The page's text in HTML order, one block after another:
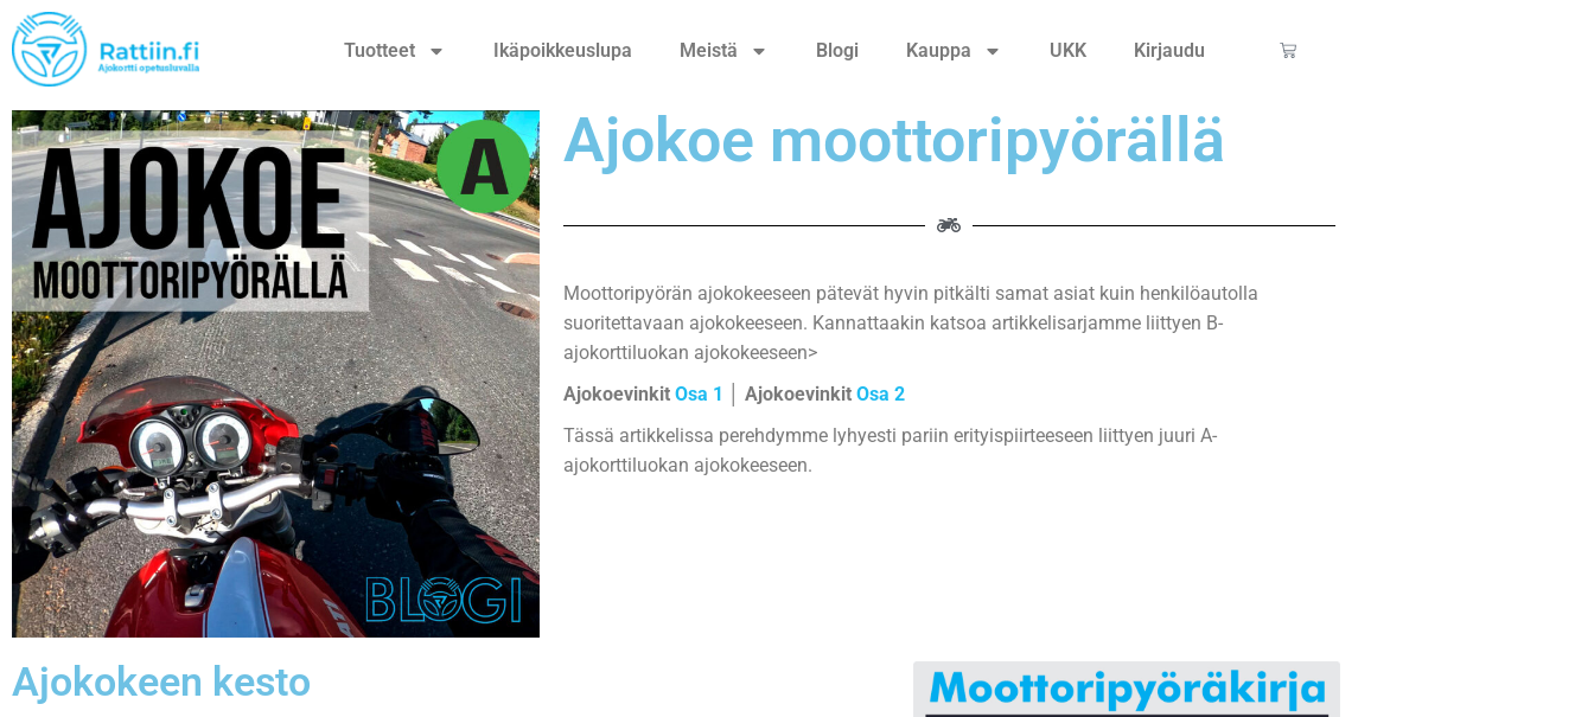
Tuotteet Ikäpoikkeuslupa Meistä Blogi Kauppa UKK Kirjaudu
Ajokoe moottoripyörällä
Moottoripyörän ajokokeeseen pätevät hyvin pitkälti samat asiat kuin henkilöautolla
suoritettavaan ajokokeeseen. Kannattaakin katsoa artikkelisarjamme liittyen B-
ajokorttiluokan ajokokeeseen>
Ajokoevinkit Osa 1 │ Ajokoevinkit Osa 2
Tässä artikkelissa perehdymme lyhyesti pariin erityispiirteeseen liittyen juuri A-
ajokorttiluokan ajokokeeseen.
Ajokokeen kesto